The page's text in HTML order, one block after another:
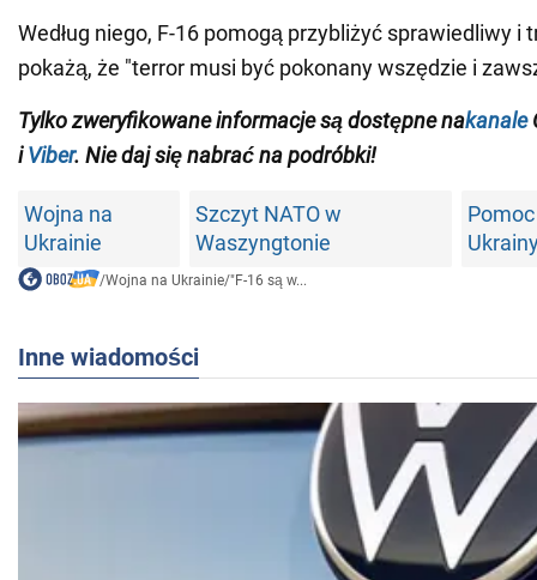
Według niego, F-16 pomogą przybliżyć sprawiedliwy i
pokażą, że "terror musi być pokonany wszędzie i
Tylko zweryfikowane informacjesą dostępne nakanale
iViber. Nie daj się nabrać na podróbki!
Wojna na
Ukrainie
Szczyt NATO w
Waszyngtonie
/Wojna na Ukrainie/"F-16 są w...
Inne wiadomości